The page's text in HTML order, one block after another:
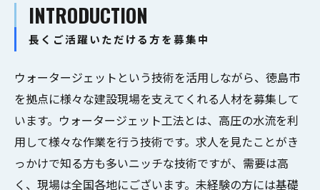
INTRODUCTION
長くご活躍いただける方を募集中
ウォータージェットという技術を活用しながら、徳島市
を拠点に様々な建設現場を支えてくれる人材を募集して
います。ウォータージェット工法とは、高圧の水流を利
用して様々な作業を行う技術です。求人を見たことがき
っかけで知る方も多いニッチな技術ですが、需要は高
く、現場は全国各地にございます。未経験の方には基礎